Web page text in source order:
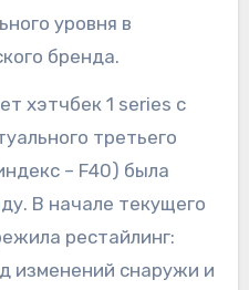
уровня в
бренда.
хэтчбек 1 series с
третьего
– F40) была
В начале текущего
рестайлинг:
изменений снаружи и